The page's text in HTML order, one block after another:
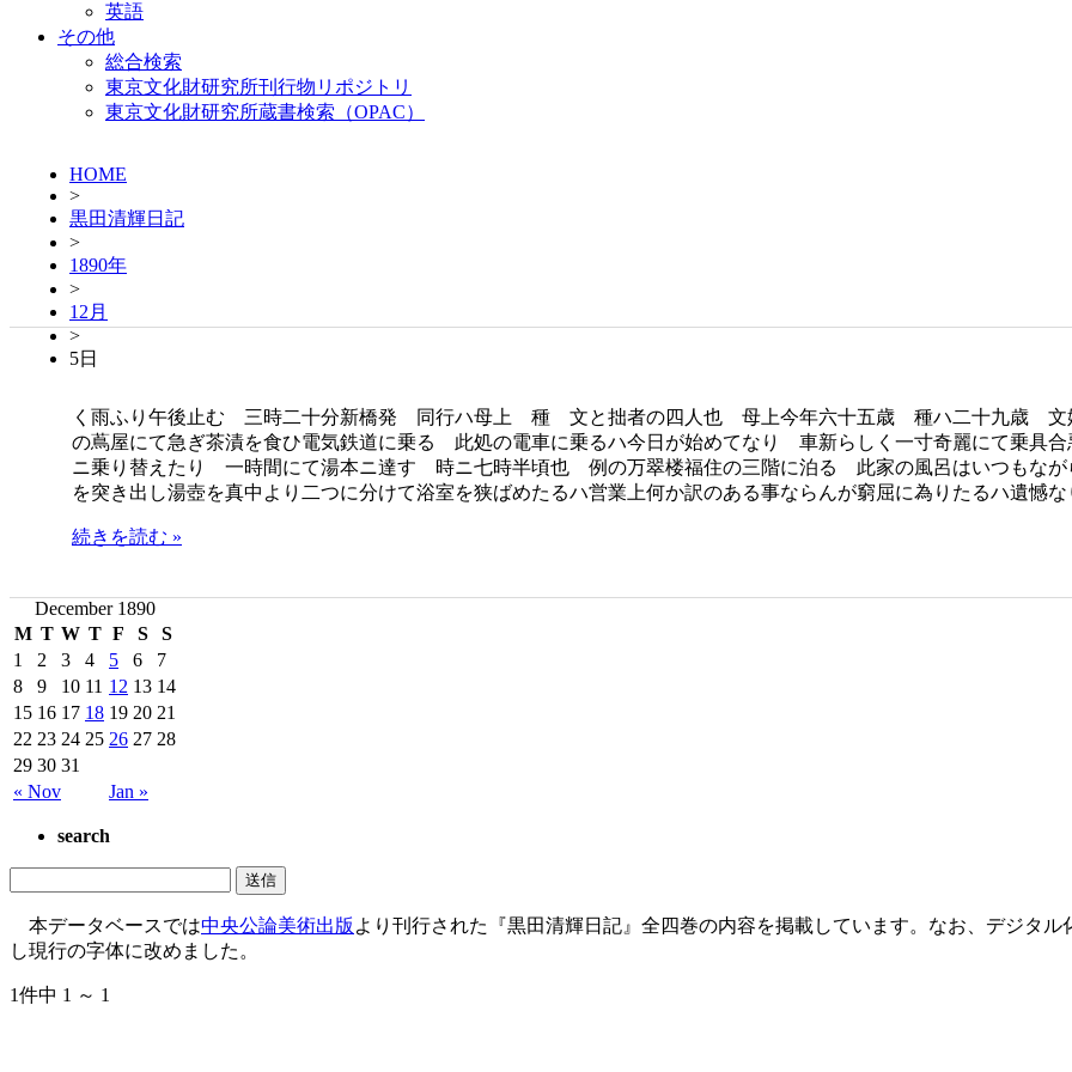
英語
その他
総合検索
東京文化財研究所刊行物リポジトリ
東京文化財研究所蔵書検索（OPAC）
HOME
>
黒田清輝日記
>
1890年
>
12月
>
5日
く雨ふり午後止む 三時二十分新橋発 同行ハ母上 種 文と拙者の四人也 母上今年六十五歳 種ハ二十九歳 文
の蔦屋にて急ぎ茶漬を食ひ電気鉄道に乗る 此処の電車に乗るハ今日が始めてなり 車新らしく一寸奇麗にて乗具
ニ乗り替えたり 一時間にて湯本ニ達す 時ニ七時半頃也 例の万翠楼福住の三階に泊る 此家の風呂はいつもな
を突き出し湯壺を真中より二つに分けて浴室を狭ばめたるハ営業上何か訳のある事ならんが窮屈に為りたるハ遺憾な
続きを読む »
December 1890
M T W T F S S
« Nov Jan »
1 2 3 4 5 6
7
8
9 10 11 12 13 14
15 16 17 18 19 20 21
22 23 24 25 26 27 28
29 30 31
search
本データベースでは中央公論美術出版 より刊行された『黒田清輝日記』全四巻の内容を掲載しています。なお、デジタ
し現行の字体に改めました。
1件中 1 ～ 1